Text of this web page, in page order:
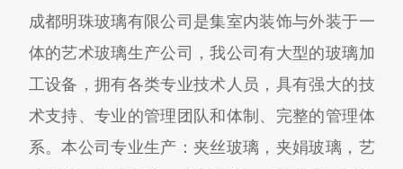
成都明珠玻璃有限公司是集室内装饰与外装于一
体的艺术玻璃生产公司，我公司有大型的玻璃加
工设备，拥有各类专业技术人员，具有强大的技
术支持、专业的管理团队和体制、完整的管理体
系。本公司专业生产：夹丝玻璃，夹娟玻璃，艺